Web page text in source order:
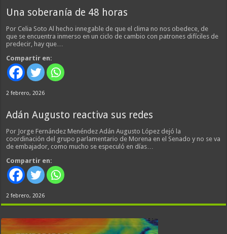
Una soberanía de 48 horas
Por Celia Soto Al hecho innegable de que el clima no nos obedece, de
que se encuentra inmerso en un ciclo de cambio con patrones difíciles de
predecir, hay que…
Compartir en:
2 febrero, 2026
Adán Augusto reactiva sus redes
Por Jorge Fernández Menéndez Adán Augusto López dejó la
coordinación del grupo parlamentario de Morena en el Senado y no se va
de embajador, como mucho se especuló en días…
Compartir en:
2 febrero, 2026